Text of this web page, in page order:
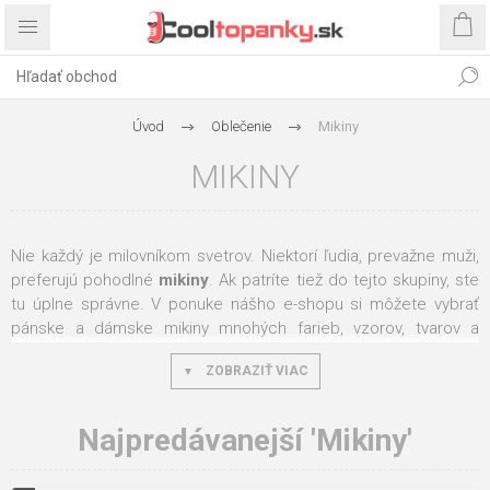
Úvod Oblečenie Mikiny
MIKINY
Nie každý je milovníkom svetrov. Niektorí ľudia, prevažne muži,
preferujú pohodlné mikiny. Ak patríte tiež do tejto skupiny, ste
tu úplne správne. V ponuke nášho e-shopu si môžete vybrať
pánske a dámske mikiny mnohých farieb, vzorov, tvarov a
materiálov. A to všetko v širokej škále veľkostí od XS až po 4XL.
dámske a pánske športové mikiny
elegantné mikiny, ktoré sa hodia do práce, na schôdzku alebo
do mesta. Tieto mikiny majú jednoduchý elegantný štýl. Dajú sa
teda ľahko kombinovať so zvyškom vášho oblečenia.
ZOBRAZIŤ VIAC
Najpredávanejší 'Mikiny'